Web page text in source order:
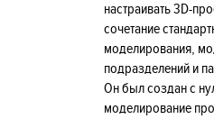
настраивать 3D-
сочетание
моделирования,
подразделений и
Он был создан с
моделирование